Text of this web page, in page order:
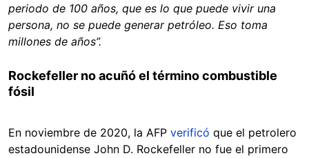
periodo de 100 años, que es lo que puede vivir una
persona, no se puede generar petróleo. Eso toma
millones de años”.
Rockefeller no acuñó el término combustible
fósil
En noviembre de 2020, la AFP verificó que el petrolero
estadounidense John D. Rockefeller no fue el primero